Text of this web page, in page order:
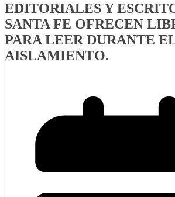
EDITORIALES Y
SANTA FE OFRECEN
PARA LEER DURANTE
AISLAMIENTO.